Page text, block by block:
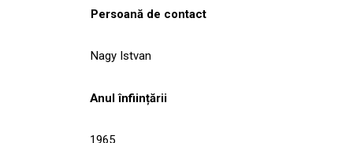
Persoană de contact
Nagy Istvan
Anul înființării
1965